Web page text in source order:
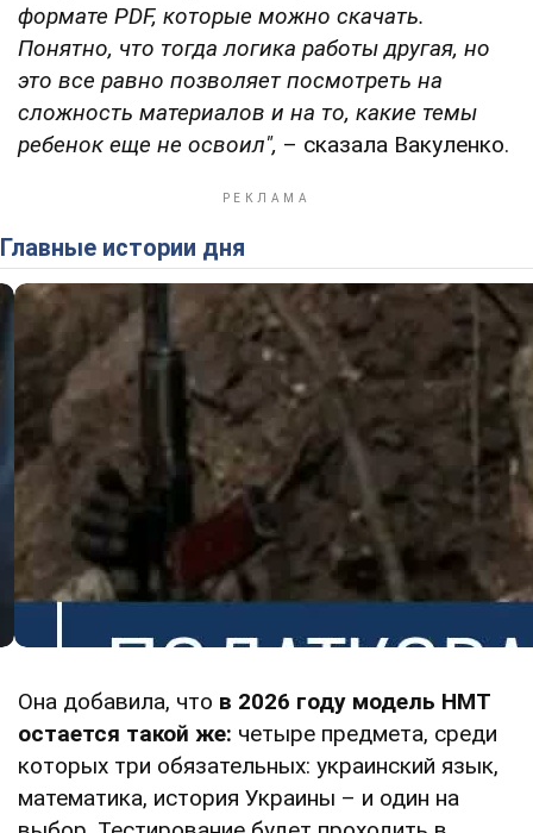
формате PDF, которые можно скачать.
Понятно, что тогда логика работы другая, но
это все равно позволяет посмотреть на
сложность материалов и на то, какие темы
ребенок еще не освоил", – сказала Вакуленко.
Главные истории дня
Она добавила, что в 2026 году модель НМТ
остается такой же: четыре предмета, среди
которых три обязательных: украинский язык,
математика, история Украины – и один на